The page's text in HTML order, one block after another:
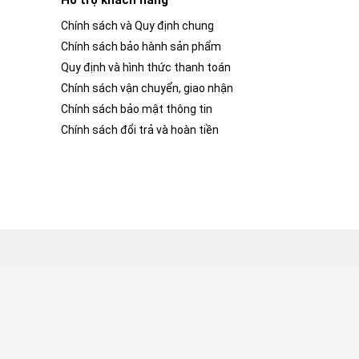
Chính sách và Quy định chung
Chính sách bảo hành sản phẩm
Quy định và hình thức thanh toán
Chính sách vận chuyển, giao nhận
Chính sách bảo mật thông tin
Chính sách đổi trả và hoàn tiền